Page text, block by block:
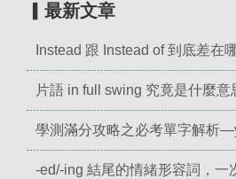
▎最新文章
Instead 跟 Instead of 到底差在
片語 in full swing 究竟是什麼意
學測滿分攻略之必考單字解析
-ed/-ing 結尾的情緒形容詞，一